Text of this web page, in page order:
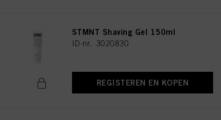
STMNT Shaving Gel 150ml
ID-nr. 3020830
REGISTEREN EN KOPEN